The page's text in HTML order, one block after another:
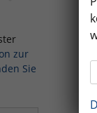
zur
Sie